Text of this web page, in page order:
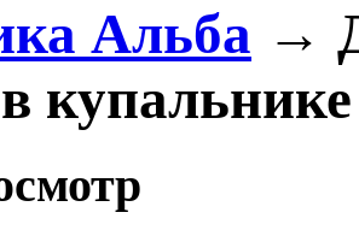
Альба →
купальнике